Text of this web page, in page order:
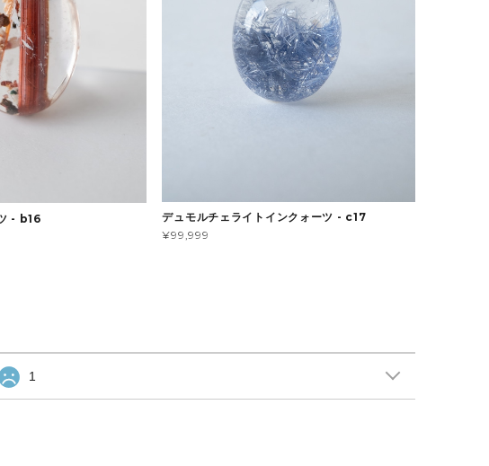
- b16
デュモルチェライトインクォーツ - c17
¥99,999
1